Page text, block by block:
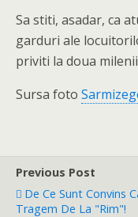
Sa stiti, asadar, ca
garduri ale
priviti la doua
Sursa foto
Previous Post
De Ce Sunt Convins
Tragem De La "Rim"!